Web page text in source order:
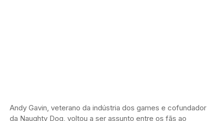
Andy Gavin, veterano da indústria dos games e cofundador
da Naughty Dog, voltou a ser assunto entre os fãs ao